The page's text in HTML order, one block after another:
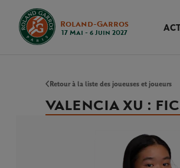
Roland-Garros
17 Mai - 6 Juin 2027
Retour à la liste des joueuses et joueurs
VALENCIA XU :